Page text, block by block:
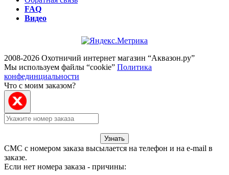
FAQ
Видео
2008-2026 Охотничий интернет магазин “Аквазон.ру”
Мы используем файлы “cookie” Политика
конфединциальности
Что с моим заказом?
Узнать
СМС с номером заказа высылается на телефон и на e-mail в
заказе.
Если нет номера заказа - причины: